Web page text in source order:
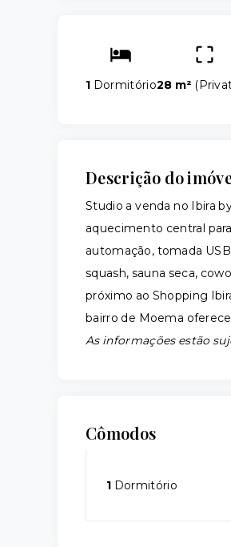
1 Dormitório28 m² (
Descrição do
Studio a venda no Ibira
aquecimento central
automação, tomada
squash, sauna seca,
próximo ao Shopping
bairro de Moema
As informações estão
Cômodos
1 Dormitório